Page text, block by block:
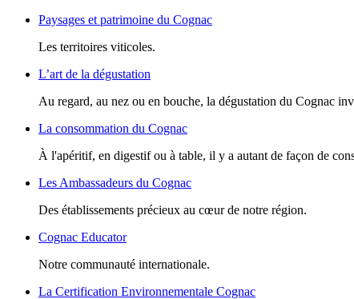
Paysages et patrimoine du Cognac
Les territoires viticoles.
L’art de la dégustation
Au regard, au nez ou en bouche, la dégustation du Cognac
La consommation du Cognac
À l'apéritif, en digestif ou à table, il y a autant de façon de
Les Ambassadeurs du Cognac
Des établissements précieux au cœur de notre région.
Cognac Educator
Notre communauté internationale.
La Certification Environnementale Cognac